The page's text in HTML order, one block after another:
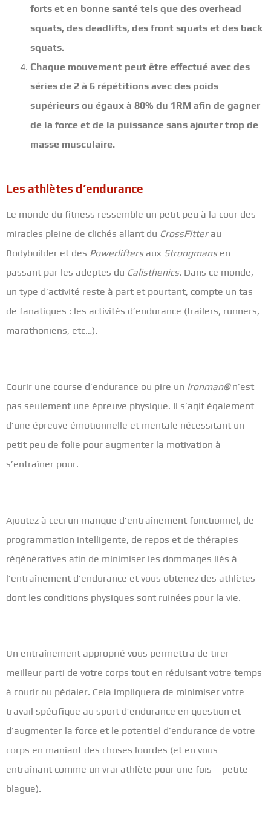
forts et en bonne santé tels que des overhead
squats, des deadlifts, des front squats et des back
squats.
Chaque mouvement peut être effectué avec des
séries de 2 à 6 répétitions avec des poids
supérieurs ou égaux à 80% du 1RM afin de gagner
de la force et de la puissance sans ajouter trop de
masse musculaire.
Les athlètes d’endurance
Le monde du fitness ressemble un petit peu à la cour des
miracles pleine de clichés allant du CrossFitterau
Bodybuilder et des Powerliftersaux Strongmansen
passant par les adeptes du Calisthenics. Dans ce monde,
un type d’activité reste à part et pourtant, compte un tas
de fanatiques : les activités d’endurance (trailers, runners,
marathoniens, etc…).
Courir une course d’endurance ou pire un Ironman®n’est
pas seulement une épreuve physique. Il s’agit également
d’une épreuve émotionnelle et mentale nécessitant un
petit peu de folie pour augmenter la motivation à
s’entraîner pour.
Ajoutez à ceci un manque d’entraînement fonctionnel, de
programmation intelligente, de repos et de thérapies
régénératives afin de minimiser les dommages liés à
l’entraînement d’endurance et vous obtenez des athlètes
dont les conditions physiques sont ruinées pour la vie.
Un entraînement approprié vous permettra de tirer
meilleur parti de votre corps tout en réduisant votre temps
à courir ou pédaler. Cela impliquera de minimiser votre
travail spécifique au sport d’endurance en question et
d’augmenter la force et le potentiel d’endurance de votre
corps en maniant des choses lourdes (et en vous
entraînant comme un vrai athlète pour une fois – petite
blague).